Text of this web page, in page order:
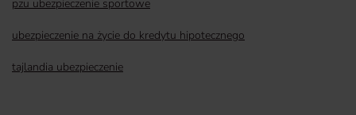
pzu ubezpieczenie sportowe
ubezpieczenie na życie do kredytu hipotecznego
tajlandia ubezpieczenie